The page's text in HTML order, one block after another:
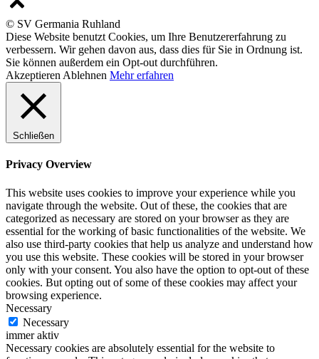
© SV Germania Ruhland
Diese Website benutzt Cookies, um Ihre Benutzererfahrung zu
verbessern. Wir gehen davon aus, dass dies für Sie in Ordnung ist.
Sie können außerdem ein Opt-out durchführen.
Akzeptieren Ablehnen Mehr erfahren
Schließen
Privacy Overview
This website uses cookies to improve your experience while you
navigate through the website. Out of these, the cookies that are
categorized as necessary are stored on your browser as they are
essential for the working of basic functionalities of the website. We
also use third-party cookies that help us analyze and understand how
you use this website. These cookies will be stored in your browser
only with your consent. You also have the option to opt-out of these
cookies. But opting out of some of these cookies may affect your
browsing experience.
Necessary
Necessary
immer aktiv
Necessary cookies are absolutely essential for the website to